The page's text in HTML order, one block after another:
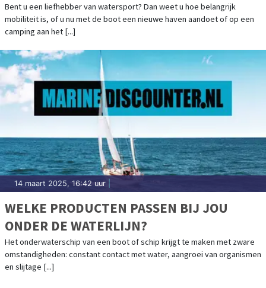
Bent u een liefhebber van watersport? Dan weet u hoe belangrijk
mobiliteit is, of u nu met de boot een nieuwe haven aandoet of op een
camping aan het [...]
14 maart 2025, 16:42 uur
WELKE PRODUCTEN PASSEN BIJ JOU
ONDER DE WATERLIJN?
Het onderwaterschip van een boot of schip krijgt te maken met zware
omstandigheden: constant contact met water, aangroei van organismen
en slijtage [...]